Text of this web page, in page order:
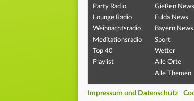
Party Radio
Lounge Radio
Weihnachtsradio
Meditationsradio
Top 40
Playlist
Gießen News
Fulda News
Bayern News
Sport
Wetter
Alle Orte
Alle Themen
Impressum und Datenschutz